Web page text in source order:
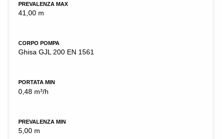
PREVALENZA MAX
41,00 m
CORPO POMPA
Ghisa GJL 200 EN 1561
PORTATA MIN
0,48 m³/h
PREVALENZA MIN
5,00 m